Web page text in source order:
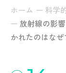
ホーム
科学
放射線の影
かれたのはな